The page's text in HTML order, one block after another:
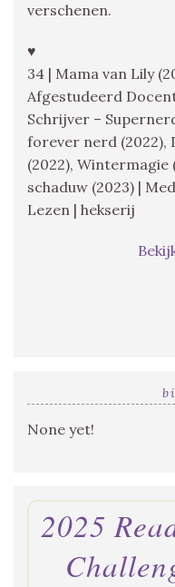
verschenen.
♥
34 | Mama van Lily
Afgestudeerd
Schrijver –
forever nerd (2022),
(2022), Wintermagie
schaduw (2023) |
Lezen | hekserij
None yet!
2025